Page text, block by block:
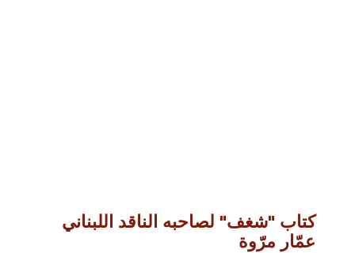
كتاب "شغف" لصاحبه الناقد اللبناني
عمّار مرّوة